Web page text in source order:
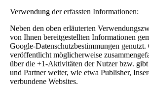
Verwendung der erfassten Informationen:
Neben den oben erläuterten
von Ihnen bereitgestellten Informationen
Google-Datenschutzbestimmungen genutzt.
veröffentlicht möglicherweise
über die +1-Aktivitäten der Nutzer bzw. gibt
und Partner weiter, wie etwa Publisher,
verbundene Websites.